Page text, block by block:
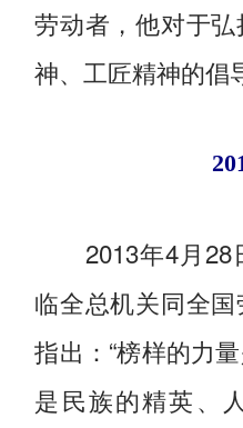
劳动者，他对于
神、工匠精神的倡
2013年4月28
临全总机关同全
指出：“榜样的力
是民族的精英、